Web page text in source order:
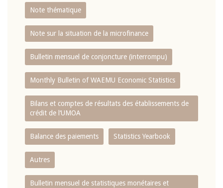
Note thématique
Note sur la situation de la microfinance
Bulletin mensuel de conjoncture (interrompu)
Monthly Bulletin of WAEMU Economic Statistics
Bilans et comptes de résultats des établissements de
crédit de l‘UMOA
Balance des paiements Statistics Yearbook
Autres
Bulletin mensuel de statistiques monétaires et